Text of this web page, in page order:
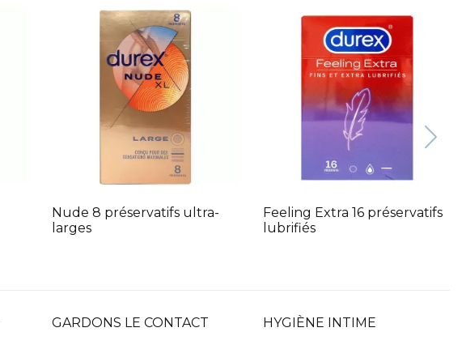
Nude 8 préservatifs ultra-
larges
Feeling Extra 16 préservatifs
lubrifiés
GARDONS LE CONTACT HYGIÈNE INTIME